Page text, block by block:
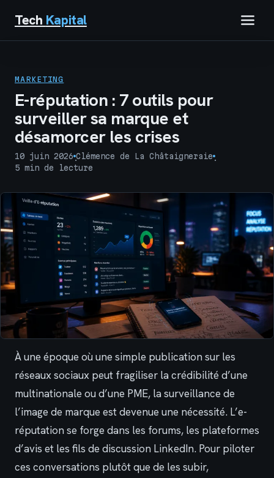
Tech Kapital
BUSINESS
MARKETING
MARKETING
E-réputation : 7 outils pour
surveiller sa marque et
désamorcer les crises
10 juin 2026
·
Clémence de La Châtaigneraie
·
5 min de lecture
À une époque où une simple publication sur les
réseaux sociaux peut fragiliser la crédibilité d’une
multinationale ou d’une PME, la surveillance de
l’image de marque est devenue une nécessité. L’e-
réputation se forge dans les forums, les plateformes
d’avis et les fils de discussion LinkedIn. Pour piloter
ces conversations plutôt que de les subir,